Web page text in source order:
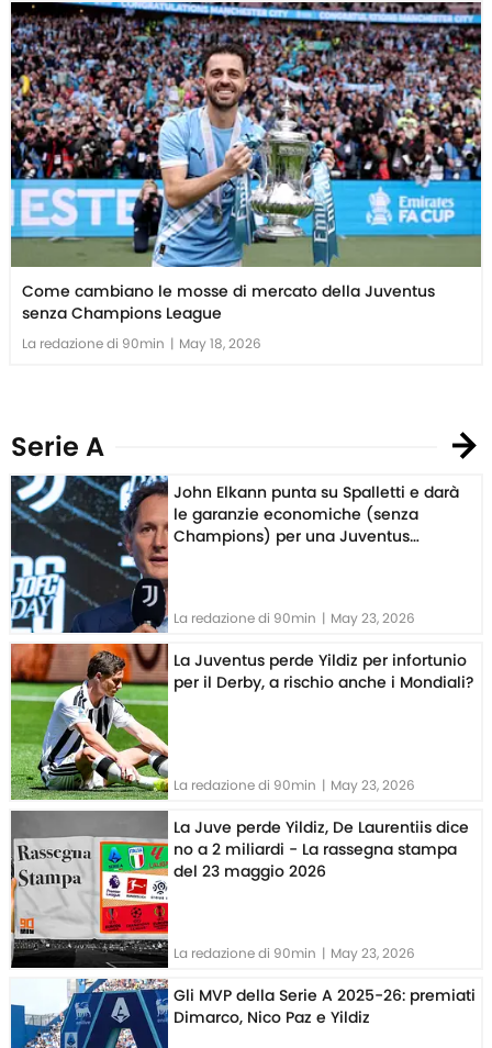
Come cambiano le mosse di mercato della Juventus
senza Champions League
La redazione di 90min | May 18, 2026
Serie A
John Elkann punta su Spalletti e darà
le garanzie economiche (senza
Champions) per una Juventus
La redazione di 90min | May 23, 2026
La Juventus perde Yildiz per infortunio
per il Derby, a rischio anche i Mondiali?
La redazione di 90min | May 23, 2026
La Juve perde Yildiz, De Laurentiis dice
no a 2 miliardi - La rassegna stampa
del 23 maggio 2026
La redazione di 90min | May 23, 2026
Gli MVP della Serie A 2025-26: premiati
Dimarco, Nico Paz e Yildiz